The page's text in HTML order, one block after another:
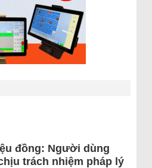
đồng: Người dùng
trách nhiệm pháp lý